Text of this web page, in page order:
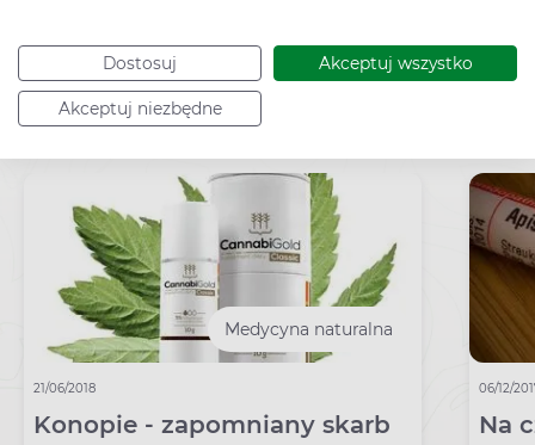
Dostosuj Akceptuj wszystko
Akceptuj niezbędne
Medycyna naturalna
21/06/2018
Konopie - zapomniany skarb
06/12/
Na